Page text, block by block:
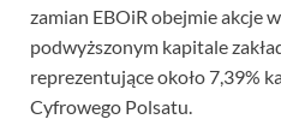
zamian EBOiR obejmie akcje
podwyższonym kapitale
reprezentujące około 7,39%
Cyfrowego Polsatu.